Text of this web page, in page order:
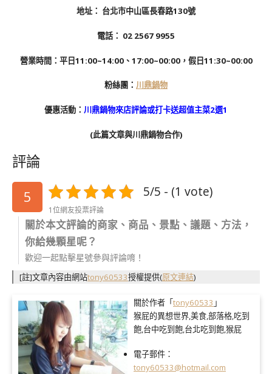
地址： 台北市中山區長春路130號
電話： 02 2567 9955
營業時間：平日11:00~14:00、17:00~00:00，假日11:30~00:00
粉絲團： 川鼎鍋物
優惠活動： 川鼎鍋物來店評論或打卡送超值主菜2選1
(此篇文章與川鼎鍋物合作)
評論
5
5/5 - (1 vote)
1位網友投票評論
關於本文評論的商家、商品、景點、議題、方法，
你給幾顆星呢？
歡迎一起點擊星號參與評論唷！
[註]文章內容由網站tony60533授權提供(原文連結)
關於作者「tony60533 」
猴屁的異想世界,美食,部落格,吃到
飽,台中吃到飽,台北吃到飽,猴屁
電子郵件：
tony60533@hotmail.com